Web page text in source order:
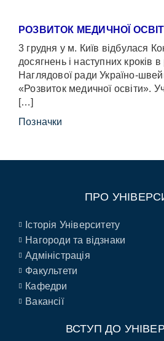
РОЗВИТОК МЕДИЧНОЇ
3 грудня у м. Київ відбулася
досягнень і наступних кроків
Наглядової ради Україно-
«Розвиток медичної освіти».
[…]
Позначки
ПРО
Історія Університету
Нагороди та відзнаки
Адміністрація
Факультети
Кафедри
Вакансії
ВСТУП ДО